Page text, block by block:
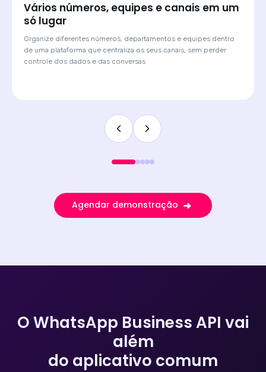
Saiba de onde veio cada lead e atenda
com o contexto certo
Quando o cliente chega por um anúncio de Click-to-WhatsApp,
a Huggy mostra qual campanha originou a conversa. O
atendente sabe o contexto antes de digitar a primeira
Agendar demonstração
O WhatsApp Business API vai
além
do aplicativo comum